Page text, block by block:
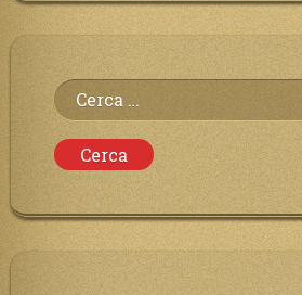
Ricerca
per: